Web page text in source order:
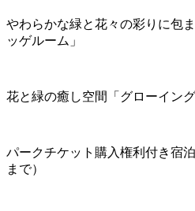
やわらかな緑と花々の彩りに包
ッゲルーム」
花と緑の癒し空間「グローイン
パークチケット購入権利付き宿
まで）